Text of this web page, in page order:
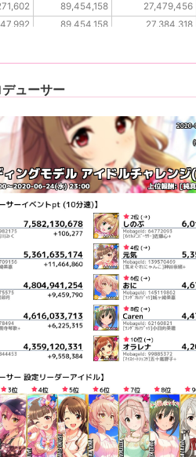
89,454,158 27,479,456
89,454,158 27,384,318
デューサー